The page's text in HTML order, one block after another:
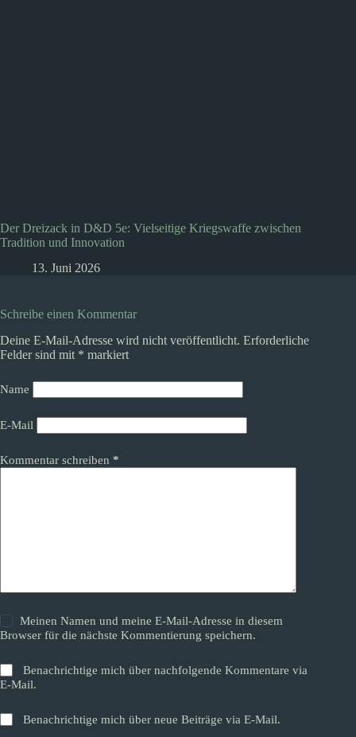
Der Dreizack in D&D 5e: Vielseitige Kriegswaffe zwischen
Tradition und Innovation
13. Juni 2026
Schreibe einen Kommentar
Deine E-Mail-Adresse wird nicht veröffentlicht. Erforderliche
Felder sind mit * markiert
Name
E-Mail
Kommentar schreiben *
Meinen Namen und meine E-Mail-Adresse in diesem
Browser für die nächste Kommentierung speichern.
Benachrichtige mich über nachfolgende Kommentare via
E-Mail.
Benachrichtige mich über neue Beiträge via E-Mail.